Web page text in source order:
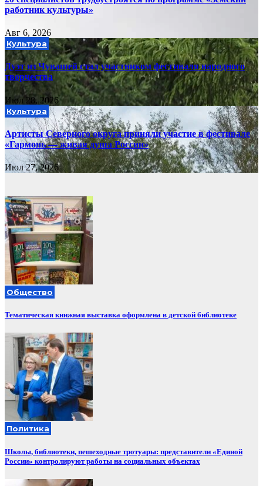
работник культуры»
Авг 6, 2026
Культура
Дуэт из Чувашей стал участником фестиваля народного
творчества
Июл 28, 2026
Культура
Артисты Северного округа приняли участие в фестивале
«Гармонь — живая душа России»
Июл 27, 2026
Общество
Тематическая книжная выставка оформлена в детской библиотеке
Политика
Школы, библиотеки, пешеходные тротуары: представители «Единой
России» контролируют работы на социальных объектах